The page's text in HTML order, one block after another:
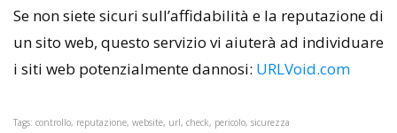
Se non siete sicuri sull’affidabilità e la reputazione di
un sito web, questo servizio vi aiuterà ad individuare
i siti web potenzialmente dannosi: URLVoid.com
Tags: controllo, reputazione, website, url, check, pericolo, sicurezza